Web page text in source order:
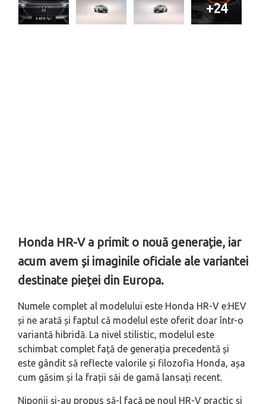
+24
Honda HR-V a primit o nouă generație, iar
acum avem și imaginile oficiale ale variantei
destinate pieței din Europa.
Numele complet al modelului este Honda HR-V e:HEV
și ne arată și faptul că modelul este oferit doar într-o
variantă hibridă. La nivel stilistic, modelul este
schimbat complet față de generația precedentă și
este gândit să reflecte valorile și filozofia Honda, așa
cum găsim și la frații săi de gamă lansați recent.
Niponii și-au propus să-l facă pe noul HR-V practic și